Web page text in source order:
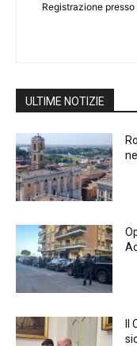
Registrazione
ULTIME NOTIZIE